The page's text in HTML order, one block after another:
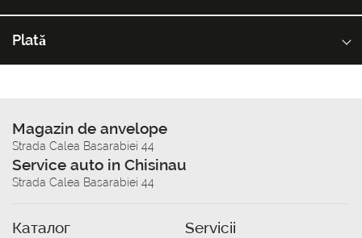
Plată
Magazin de anvelope
Strada Calea Basarabiei 44
Service auto in Chisinau
Strada Calea Basarabiei 44
Каталог Servicii